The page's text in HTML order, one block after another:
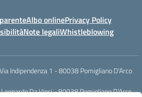
Albo onlinePrivacy Policy
Note legaliWhistleblowing
Indipendenza 1 - 80038 Pomigliano D'Arco
Da Vinci - 80038 Pomigliano D'Arco